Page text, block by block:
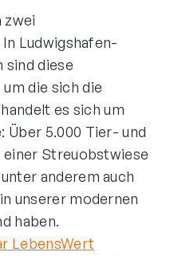
zwei
Ludwigshafen-
sind diese
die sich die
es sich um
Über 5.000 Tier- und
einer Streuobstwiese
anderem auch
unserer modernen
haben.
LebensWert